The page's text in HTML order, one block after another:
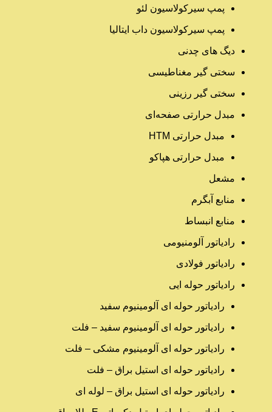
پمپ سیرکولاسیون لئو
پمپ سیرکولاسیون داب ایتالیا
دیگ های چدنی
سختی گیر مغناطیسی
سختی گیر رزینی
مبدل حرارتی صفحه‌ای
مبدل حرارتی HTM‎
مبدل حرارتی هپاکو
مشعل
منابع آبگرم
منابع انبساط
رادیاتور آلومنیومی
رادیاتور فولادی
رادیاتور حوله ایی
رادیاتور حوله ای آلومینیوم سفید
رادیاتور حوله ای آلومینیوم سفید – فلت
رادیاتور حوله ای آلومینیوم مشکی – فلت
رادیاتور حوله ای استیل براق – فلت
رادیاتور حوله ای استیل براق – لوله ای